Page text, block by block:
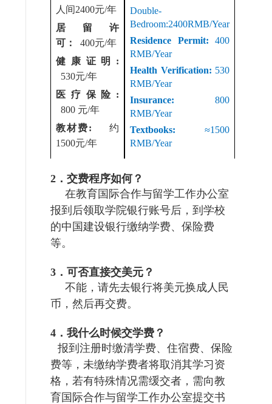
人间2400元/年
居留许
可：
400元/年
健康证明 :
530元/年
医疗保险 :
800 元/年
教材费: 约
1500元/年
Double-
Bedroom:2400RMB/Year
Residence Permit: 400
RMB/Year
Health Verification: 530
RMB/Year
Insurance: 800
RMB/Year
Textbooks: ≈1500
RMB/Year
2．交费程序如何？
在教育国际合作与留学工作办公室
报到后领取学院银行账号后，到学校
的中国建设银行缴纳学费、保险费
等。
3．可否直接交美元？
不能，请先去银行将美元换成人民
币，然后再交费。
4．我什么时候交学费？
报到注册时缴清学费、住宿费、保险
费等，未缴纳学费者将取消其学习资
格，若有特殊情况需缓交者，需向教
育国际合作与留学工作办公室提交书